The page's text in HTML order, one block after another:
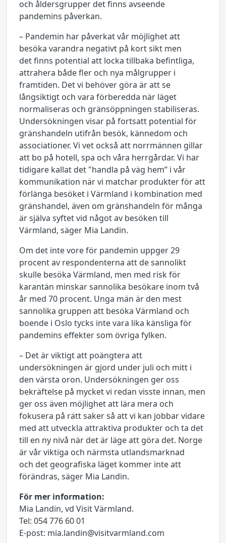
och åldersgrupper det finns avseende
pandemins påverkan.
– Pandemin har påverkat vår möjlighet att
besöka varandra negativt på kort sikt men
det finns potential att locka tillbaka befintliga,
attrahera både fler och nya målgrupper i
framtiden. Det vi behöver göra är att se
långsiktigt och vara förberedda när läget
normaliseras och gränsöppningen stabiliseras.
Undersökningen visar på fortsatt potential för
gränshandeln utifrån besök, kännedom och
associationer. Vi vet också att norrmännen gillar
att bo på hotell, spa och våra herrgårdar. Vi har
tidigare kallat det "handla på väg hem” i vår
kommunikation när vi matchar produkter för att
förlänga besöket i Värmland i kombination med
gränshandel, även om gränshandeln för många
är själva syftet vid något av besöken till
Värmland, säger Mia Landin.
Om det inte vore för pandemin uppger 29
procent av respondenterna att de sannolikt
skulle besöka Värmland, men med risk för
karantän minskar sannolika besökare inom två
år med 70 procent. Unga män är den mest
sannolika gruppen att besöka Värmland och
boende i Oslo tycks inte vara lika känsliga för
pandemins effekter som övriga fylken.
– Det är viktigt att poängtera att
undersökningen är gjord under juli och mitt i
den värsta oron. Undersökningen ger oss
bekräftelse på mycket vi redan visste innan, men
ger oss även möjlighet att lära mera och
fokusera på rätt saker så att vi kan jobbar vidare
med att utveckla attraktiva produkter och ta det
till en ny nivå när det är läge att göra det. Norge
är vår viktiga och närmsta utlandsmarknad
och det geografiska läget kommer inte att
förändras, säger Mia Landin.
För mer information:
Mia Landin, vd Visit Värmland.
Tel: 054 776 60 01
E-post: mia.landin@visitvarmland.com